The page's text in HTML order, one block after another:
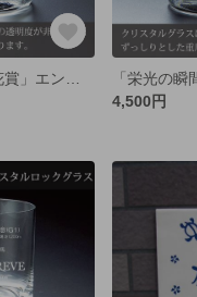
4,500円